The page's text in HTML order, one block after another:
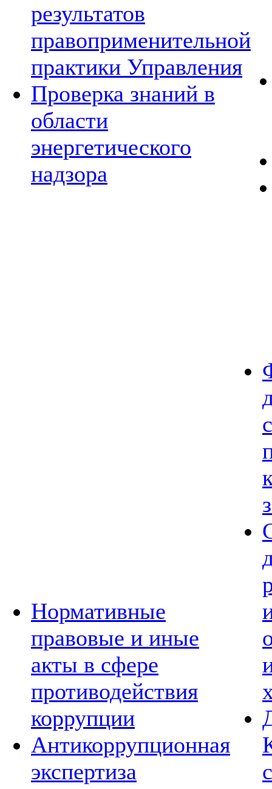
результатов
правоприменительной
практики Управления
Проверка знаний в
области
энергетического
надзора
Нормативные
правовые и иные
акты в сфере
противодействия
коррупции
Антикоррупционная
экспертиза